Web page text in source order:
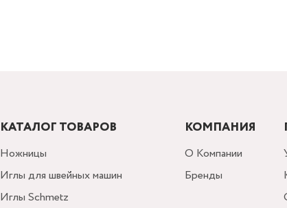
КАТАЛОГ ТОВАРОВ
Ножницы
Иглы для швейных машин
Иглы Schmetz
КОМПАНИЯ
О Компании
Бренды